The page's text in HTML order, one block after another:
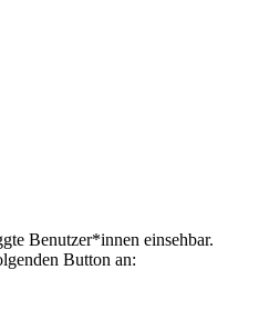
Benutzer*innen einsehbar.
Button an: